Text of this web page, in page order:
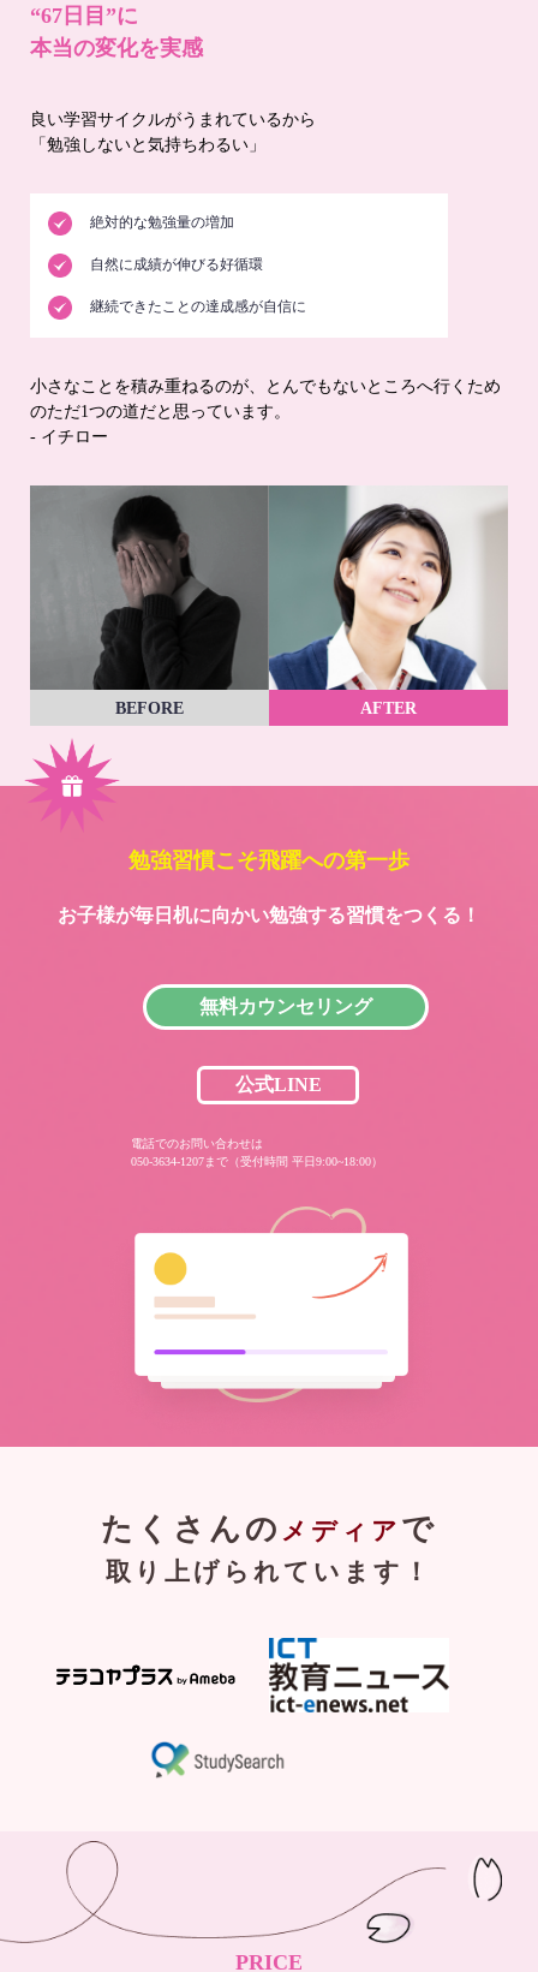
“67日目”に
本当の変化を実感
良い学習サイクルがうまれているから
「勉強しないと気持ちわるい」
絶対的な勉強量の増加
自然に成績が伸びる好循環
継続できたことの達成感が自信に
小さなことを積み重ねるのが、とんでもないところへ行くため
のただ1つの道だと思っています。
- イチロー
BEFORE AFTER
勉強習慣こそ飛躍への第一歩
お子様が毎日机に向かい勉強する習慣をつくる！
無料カウンセリング
公式LINE
電話でのお問い合わせは
050-3634-1207まで（受付時間 平日9:00~18:00）
たくさんの メディア で
取り上げられています！
PRICE